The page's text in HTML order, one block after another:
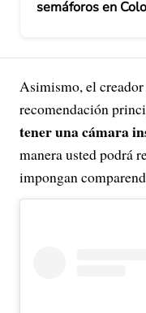
semáforos en
Asimismo, el
recomendación
tener una cámara
manera usted podrá
impongan